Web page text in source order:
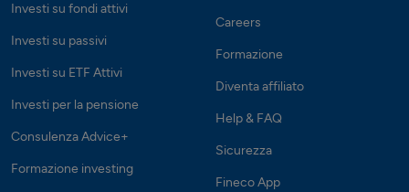
Investi su fondi attivi
Investi su passivi
Investi su ETF Attivi
Investi per la pensione
Consulenza Advice+
Formazione investing
Careers
Formazione
Diventa affiliato
Help & FAQ
Sicurezza
Fineco App